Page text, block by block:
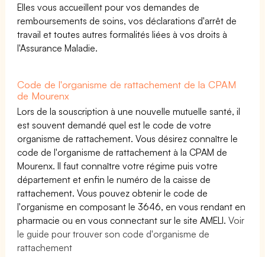
Elles vous accueillent pour vos demandes de
remboursements de soins, vos déclarations d'arrêt de
travail et toutes autres formalités liées à vos droits à
l'Assurance Maladie.
Code de l'organisme de rattachement de la CPAM
de Mourenx
Lors de la souscription à une nouvelle mutuelle santé, il
est souvent demandé quel est le code de votre
organisme de rattachement. Vous désirez connaître le
code de l'organisme de rattachement à la CPAM de
Mourenx. Il faut connaître votre régime puis votre
département et enfin le numéro de la caisse de
rattachement. Vous pouvez obtenir le code de
l'organisme en composant le 3646, en vous rendant en
pharmacie ou en vous connectant sur le site AMELI.Voir
le guide pour trouver son code d'organisme de
rattachement